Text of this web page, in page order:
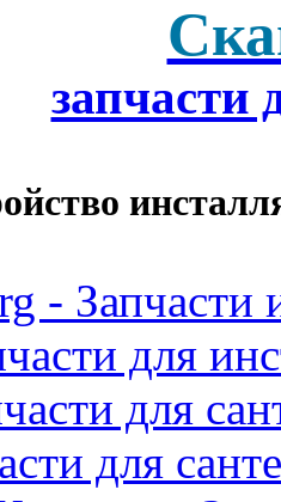
запчасти
- Запчасти
для
для
для